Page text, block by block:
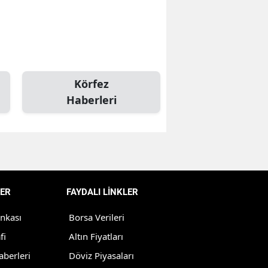
Bolu
Denizli
Diyarbakır
Körfez
Haberleri
FAYDALI LİNKLER
Borsa Verileri
Altın Fiyatları
Döviz Piyasaları